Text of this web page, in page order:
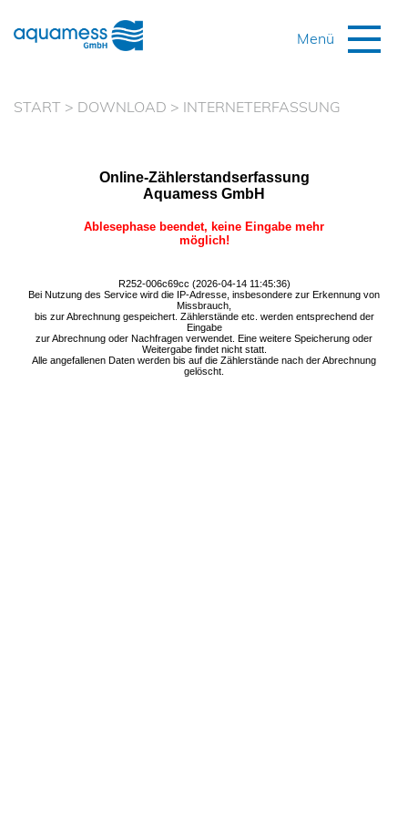
START > DOWNLOAD > INTERNETERFASSUNG